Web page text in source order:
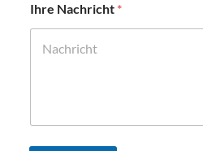
i
r
Ihre Nachricht *